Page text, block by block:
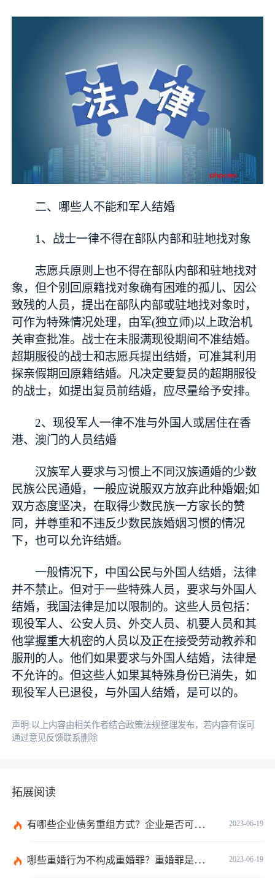
二、哪些人不能和军人结婚
1、战士一律不得在部队内部和驻地找对象
志愿兵原则上也不得在部队内部和驻地找对
象，但个别回原籍找对象确有困难的孤儿、因公
致残的人员，提出在部队内部或驻地找对象时，
可作为特殊情况处理，由军(独立师)以上政治机
关审查批准。战士在未服满现役期间不准结婚。
超期服役的战士和志愿兵提出结婚，可准其利用
探亲假期回原籍结婚。凡决定要复员的超期服役
的战士，如提出复员前结婚，应尽量给予安排。
2、现役军人一律不准与外国人或居住在香
港、澳门的人员结婚
汉族军人要求与习惯上不同汉族通婚的少数
民族公民通婚，一般应说服双方放弃此种婚姻;如
双方态度坚决，在取得少数民族一方家长的赞
同，并尊重和不违反少数民族婚姻习惯的情况
下，也可以允许结婚。
一般情况下，中国公民与外国人结婚，法律
并不禁止。但对于一些特殊人员，要求与外国人
结婚，我国法律是加以限制的。这些人员包括：
现役军人、公安人员、外交人员、机要人员和其
他掌握重大机密的人员以及正在接受劳动教养和
服刑的人。他们如果要求与外国人结婚，法律是
不允许的。但这些人如果其特殊身份已消失，如
现役军人已退役，与外国人结婚，是可以的。
声明:以上内容由相关作者结合政策法规整理发布，若内容有误可
通过意见反馈联系删除
拓展阅读
2023-06-19
有哪些企业债务重组方式？企业是否可以债务重组？
2023-06-19
哪些重婚行为不构成重婚罪？重婚罪是一种什么表现？